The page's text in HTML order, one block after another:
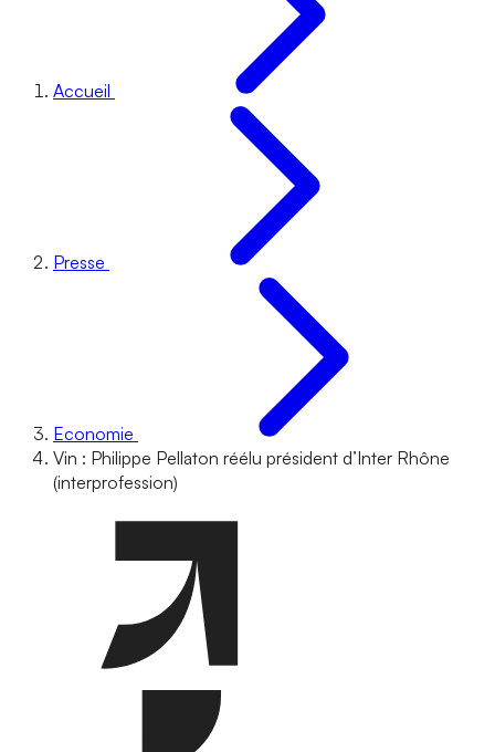
Accueil
Presse
Economie
Vin : Philippe Pellaton réélu président d’Inter Rhône
(interprofession)